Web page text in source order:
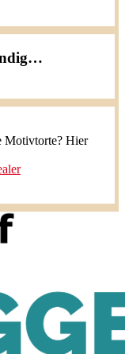
Motivtorte? Hier